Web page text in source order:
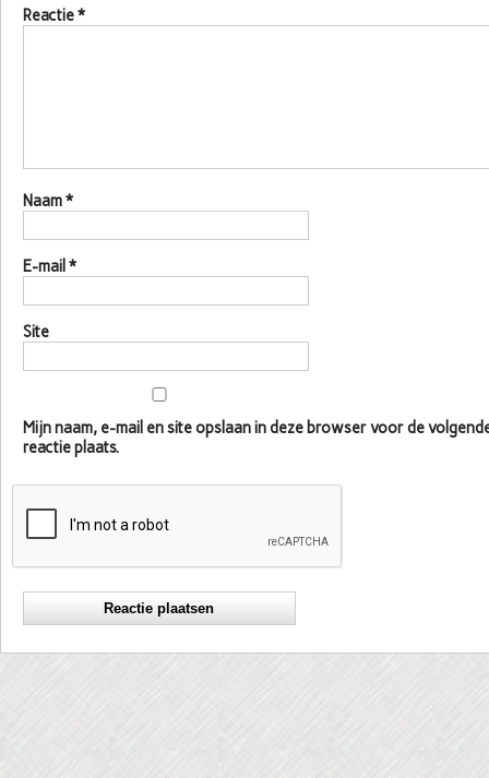
Reactie*
Naam*
E-mail *
Site
Mijn naam, e-mail en site opslaan in deze browser voor de
reactie plaats.